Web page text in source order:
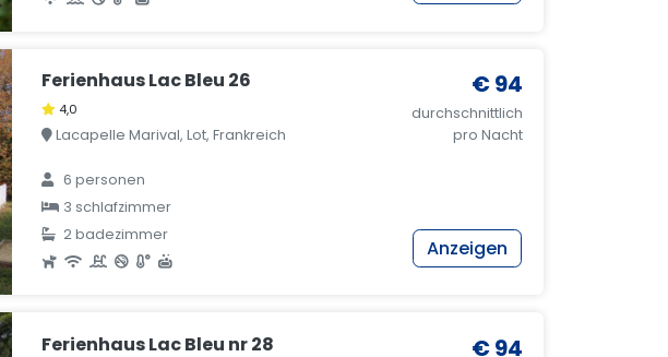
Ferienhaus Lac Bleu 26
4,0
Lacapelle Marival, Lot, Frankreich
6 personen
3 schlafzimmer
2 badezimmer
€ 94
durchschnittlich
pro Nacht
Anzeigen
Ferienhaus Lac Bleu nr 28 € 94